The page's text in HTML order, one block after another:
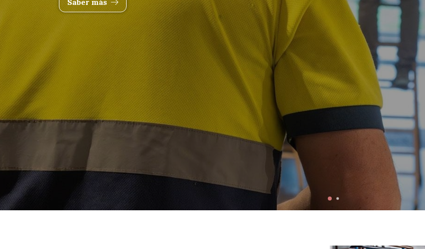
Especialistas en
instalaciones eléctricas
Somos la empresa que busca para los trabajos de
instalaciones eléctricas en Pontevedra.
Contactar